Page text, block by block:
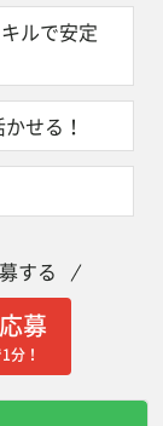
ルで安定
せる！
する
募
分！